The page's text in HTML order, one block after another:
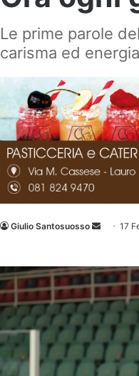
Le prime parole
carisma ed
Giulio Santosuosso
Invia 17